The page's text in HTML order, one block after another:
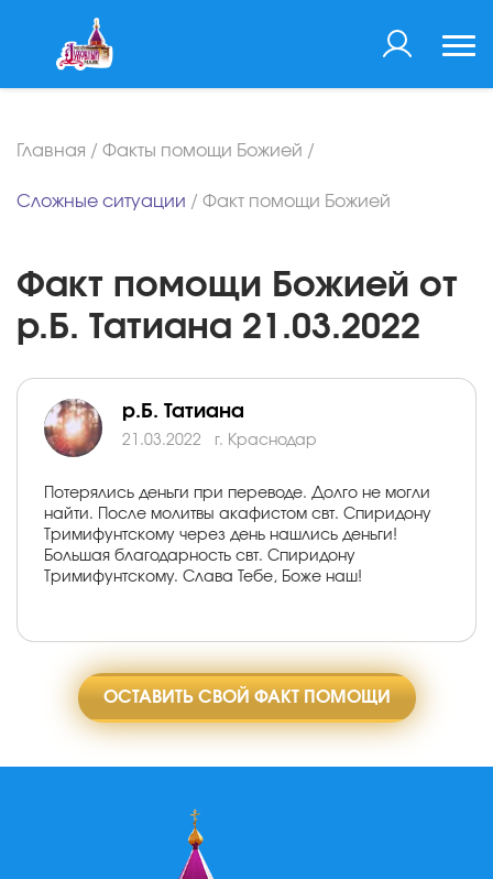
Главная / Факты помощи Божией /
Сложные ситуации / Факт помощи Божией
Факт помощи Божией от
р.Б. Татиана 21.03.2022
р.Б. Татиана
21.03.2022 г. Краснодар
Потерялись деньги при переводе. Долго не могли
найти. После молитвы акафистом свт. Спиридону
Тримифунтскому через день нашлись деньги!
Большая благодарность свт. Спиридону
Тримифунтскому. Слава Тебе, Боже наш!
ОСТАВИТЬ СВОЙ ФАКТ ПОМОЩИ